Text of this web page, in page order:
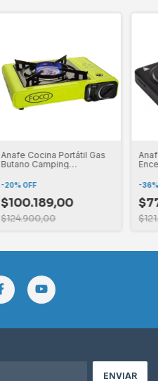
Anafe Cocina Portátil Gas
Butano Camping
-20%OFF
$100.189,00
$124.900,00
-36